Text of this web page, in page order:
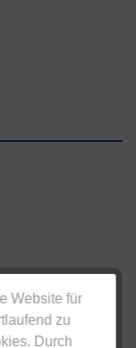
Website für
zu
Durch